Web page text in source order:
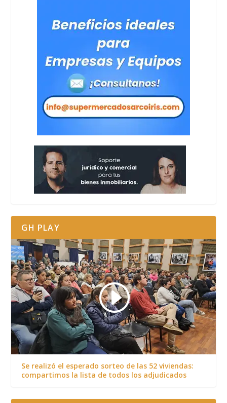
GH PLAY
Se realizó el esperado sorteo de las 52 viviendas:
compartimos la lista de todos los adjudicados